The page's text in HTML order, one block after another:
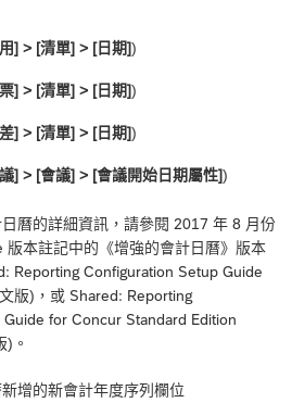
] > [清單] > [日期])
] > [清單] > [日期])
] > [清單] > [日期])
] > [會議] > [會議開始日期屬性])
曆的詳細資訊，請參閱 2017 年 8 月份
版本註記中的《增強的會計日曆》版本
Reporting Configuration Setup Guide
版)，或 Shared: Reporting
for Concur Standard Edition
)。
增的新會計年度序列欄位